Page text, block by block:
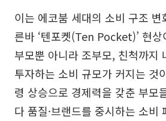
이는 에코붐 세대의 소비 구조 변
른바 ‘텐포켓(Ten Pocket)’ 현
부모뿐 아니라 조부모, 친척까지
투자하는 소비 규모가 커지는 것
령 상승으로 경제력을 갖춘 부모
다 품질·브랜드를 중시하는 소비